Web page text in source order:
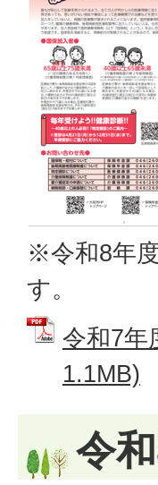
※令和8年
す。
令和7年
1.1MB)
令